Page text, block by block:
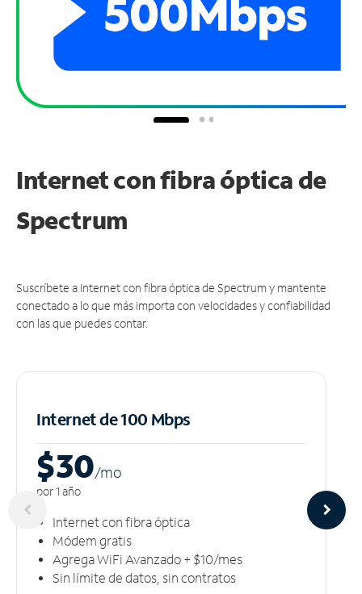
Internet con fibra óptica de
Spectrum
Suscríbete a Internet con fibra óptica de Spectrum y mantente
conectado a lo que más importa con velocidades y confiabilidad
con las que puedes contar.
Internet de 100 Mbps
$30/mo
por 1 año
Internet con fibra óptica
Módem gratis
Agrega WiFi Avanzado + $10/mes
Sin límite de datos, sin contratos